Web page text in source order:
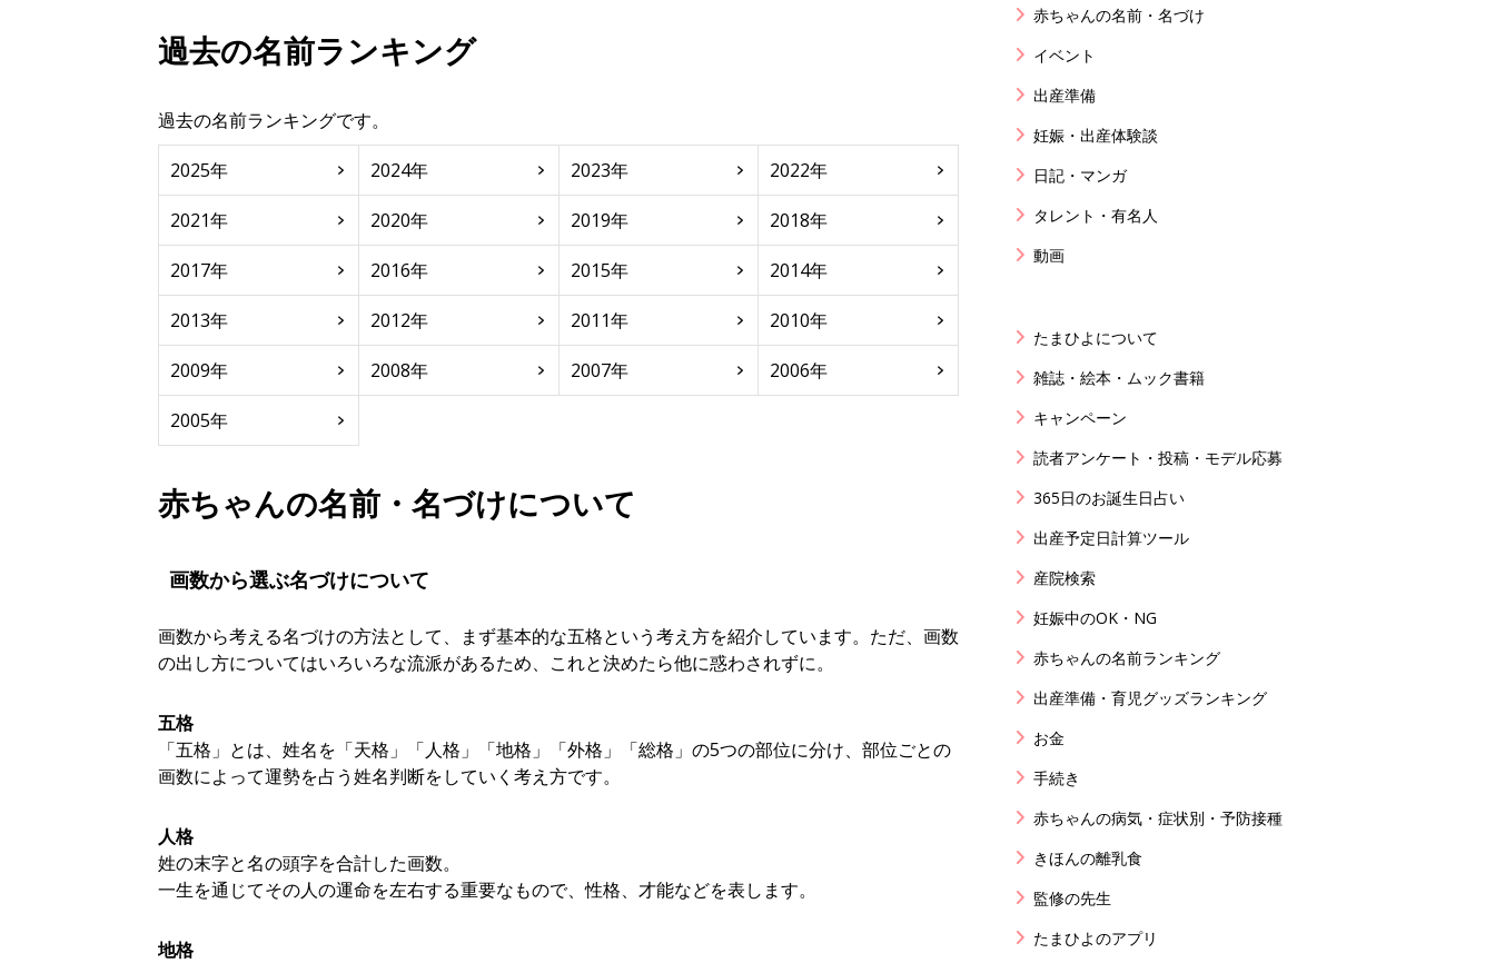
過去の名前ランキング
過去の名前ランキングです。
2025年 2024年 2023年 2022年
2021年 2020年 2019年 2018年
2017年 2016年 2015年 2014年
2013年 2012年 2011年 2010年
2009年 2008年 2007年 2006年
2005年
赤ちゃんの名前・名づけについて
画数から選ぶ名づけについて
画数から考える名づけの方法として、まず基本的な五格という考え方を紹介しています。ただ、画数
の出し方についてはいろいろな流派があるため、これと決めたら他に惑わされずに。
五格
「五格」とは、姓名を「天格」「人格」「地格」「外格」「総格」の5つの部位に分け、部位ごとの
画数によって運勢を占う姓名判断をしていく考え方です。
人格
姓の末字と名の頭字を合計した画数。
一生を通じてその人の運命を左右する重要なもので、性格、才能などを表します。
地格
赤ちゃんの名前・名づけ
イベント
出産準備
妊娠・出産体験談
日記・マンガ
タレント・有名人
動画
たまひよについて
雑誌・絵本・ムック書籍
キャンペーン
読者アンケート・投稿・モデル応募
365日のお誕生日占い
出産予定日計算ツール
産院検索
妊娠中のOK・NG
赤ちゃんの名前ランキング
出産準備・育児グッズランキング
お金
手続き
赤ちゃんの病気・症状別・予防接種
きほんの離乳食
監修の先生
たまひよのアプリ